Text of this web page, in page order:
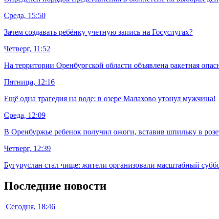
Среда, 15:50
Зачем создавать ребёнку учетную запись на Госуслугах?
Четверг, 11:52
На территории Оренбургской области объявлена ракетная
Пятница, 12:16
Ещё одна трагедия на воде: в озере Малахово утонул мужчина!
Среда, 12:09
В Оренбуржье ребенок получил ожоги, вставив шпильку в
Четверг, 12:39
Бугуруслан стал чище: жители организовали масштабный
Последние новости
Сегодня, 18:46